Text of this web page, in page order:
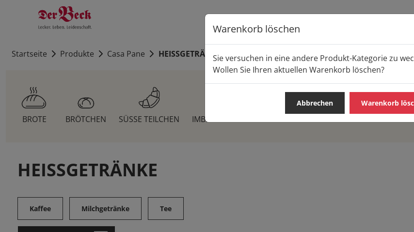
Warenkorb löschen
Sie versuchen in eine andere Produkt-Kategorie zu
Wollen Sie Ihren aktuellen Warenkorb löschen?
Abbrechen Warenkorb
Startseite Produkte Casa Pane HEISSGETRÄNKE
BROTE BRÖTCHEN SÜSSE TEILCHEN IMBISS & SNACKS
HEISSGETRÄNKE
Kaffee Milchgetränke Tee